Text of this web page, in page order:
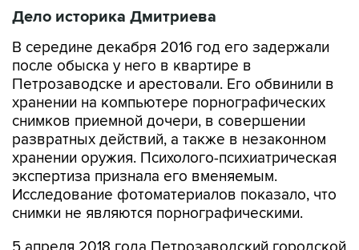
Дело историка Дмитриева
В середине декабря 2016 год его задержали
после обыска у него в квартире в
Петрозаводске и арестовали. Его обвинили в
хранении на компьютере порнографических
снимков приемной дочери, в совершении
развратных действий, а также в незаконном
хранении оружия. Психолого-психиатрическая
экспертиза признала его вменяемым.
Исследование фотоматериалов показало, что
снимки не являются порнографическими.